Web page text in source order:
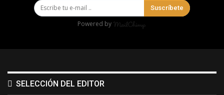
Suscríbete
Powered by
SELECCIÓN DEL EDITOR